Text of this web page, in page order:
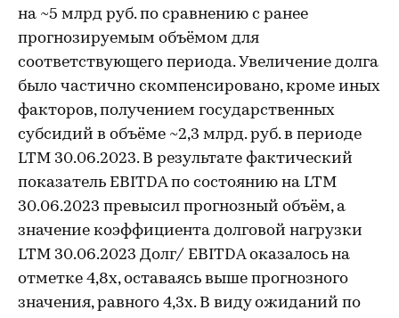
на ~5 млрд руб. по сравнению с ранее
прогнозируемым объёмом для
соответствующего периода. Увеличение долга
было частично скомпенсировано, кроме иных
факторов, получением государственных
субсидий в объёме ~2,3 млрд. руб. в периоде
LTM 30.06.2023. В результате фактический
показатель EBITDA по состоянию на LTM
30.06.2023 превысил прогнозный объём, а
значение коэффициента долговой нагрузки
LTM 30.06.2023 Долг/ EBITDA оказалось на
отметке 4,8х, оставаясь выше прогнозного
значения, равного 4,3х. В виду ожиданий по